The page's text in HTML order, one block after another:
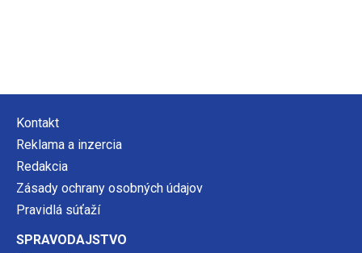
Kontakt
Reklama a inzercia
Redakcia
Zásady ochrany osobných údajov
Pravidlá súťaží
SPRAVODAJSTVO